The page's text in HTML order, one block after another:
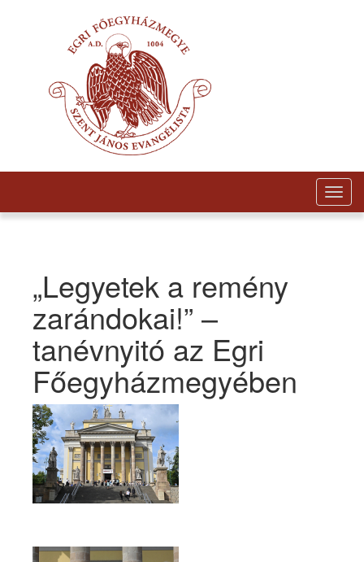
„Legyetek a remény
zarándokai!” –
tanévnyitó az Egri
Főegyházmegyében